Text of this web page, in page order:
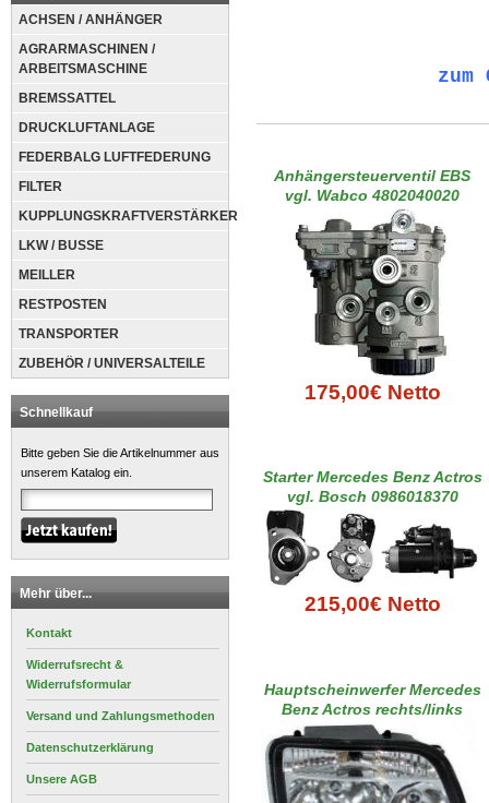
ACHSEN / ANHÄNGER
AGRARMASCHINEN /
ARBEITSMASCHINE
BREMSSATTEL
DRUCKLUFTANLAGE
FEDERBALG LUFTFEDERUNG
FILTER
KUPPLUNGSKRAFTVERSTÄRKER
LKW / BUSSE
MEILLER
RESTPOSTEN
TRANSPORTER
ZUBEHÖR / UNIVERSALTEILE
Schnellkauf
Bitte geben Sie die Artikelnummer aus
unserem Katalog ein.
Mehr über...
Kontakt
Widerrufsrecht &
Widerrufsformular
Versand und Zahlungsmethoden
Datenschutzerklärung
Unsere AGB
Anhängersteuerventil EBS
vgl. Wabco 4802040020
175,00€ Netto
Starter Mercedes Benz Actros
vgl. Bosch 0986018370
215,00€ Netto
Hauptscheinwerfer Mercedes
Benz Actros rechts/links